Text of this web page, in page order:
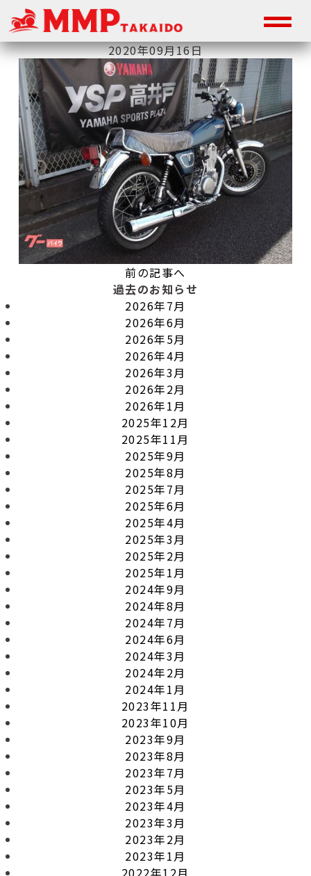
2020年09月16日
前の記事へ
過去のお知らせ
2026年7月
2026年6月
2026年5月
2026年4月
2026年3月
2026年2月
2026年1月
2025年12月
2025年11月
2025年9月
2025年8月
2025年7月
2025年6月
2025年4月
2025年3月
2025年2月
2025年1月
2024年9月
2024年8月
2024年7月
2024年6月
2024年3月
2024年2月
2024年1月
2023年11月
2023年10月
2023年9月
2023年8月
2023年7月
2023年5月
2023年4月
2023年3月
2023年2月
2023年1月
2022年12月